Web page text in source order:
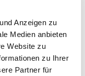
Anzeigen zu
Medien anbieten
Website zu
zu Ihrer
Partner für
ABO49.379
AMG Line
10/2026
​Geländewagen/​